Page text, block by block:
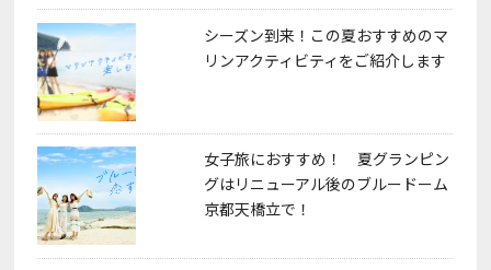
シーズン到来！この夏おすすめのマ
リンアクティビティをご紹介します
女子旅におすすめ！ 夏グランピン
グはリニューアル後のブルードーム
京都天橋立で！